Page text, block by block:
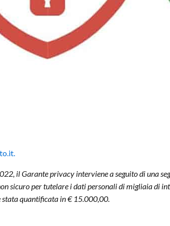
il Garante privacy interviene a seguito di una
sicuro per tutelare i dati personali di migliaia di
quantificata in € 15.000,00.